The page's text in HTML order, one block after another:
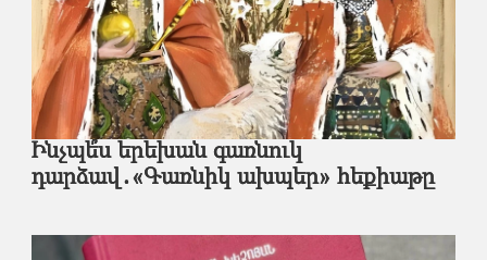
Ինչպե՞ս երեխան գառնուկ
դարձավ․«Գառնիկ ախպեր» հեքիաթը